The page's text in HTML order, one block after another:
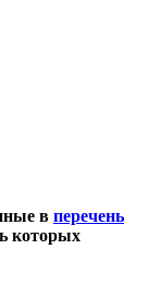
в перечень
которых